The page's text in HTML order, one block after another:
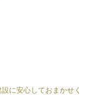
に安心しておまかせく